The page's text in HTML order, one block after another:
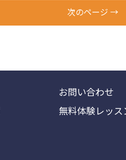
次のページ →
お問い合わせ
無料体験レッス